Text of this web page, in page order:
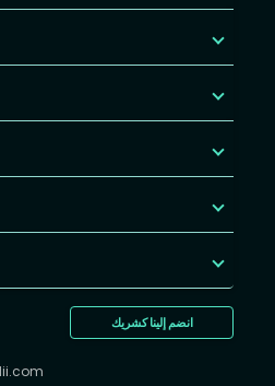
انضم إلينا كشريك